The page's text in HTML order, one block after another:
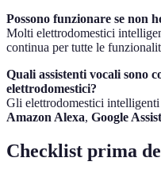
Possono funzionare se non
Molti elettrodomestici
continua per tutte le
Quali assistenti vocali sono
elettrodomestici?
Gli elettrodomestici intelligenti
Amazon Alexa, Google
Checklist prima